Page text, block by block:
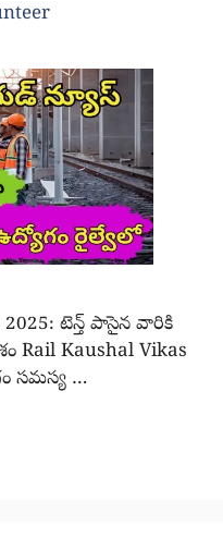
టెన్త్ పాసైన వారికి
Rail Kaushal Vikas
సమస్య …